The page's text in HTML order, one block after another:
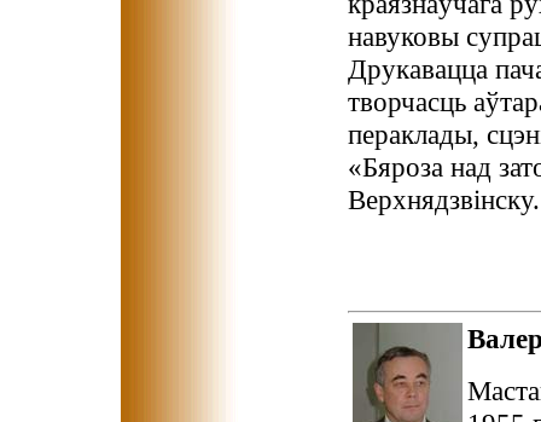
навуковы
Друкавацца
творчасць
пераклады,
«Бяроза над
Верхнядзвінску.